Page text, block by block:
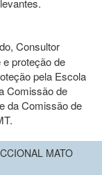
Consultor
proteção de
pela Escola
Comissão de
da Comissão de
MATO